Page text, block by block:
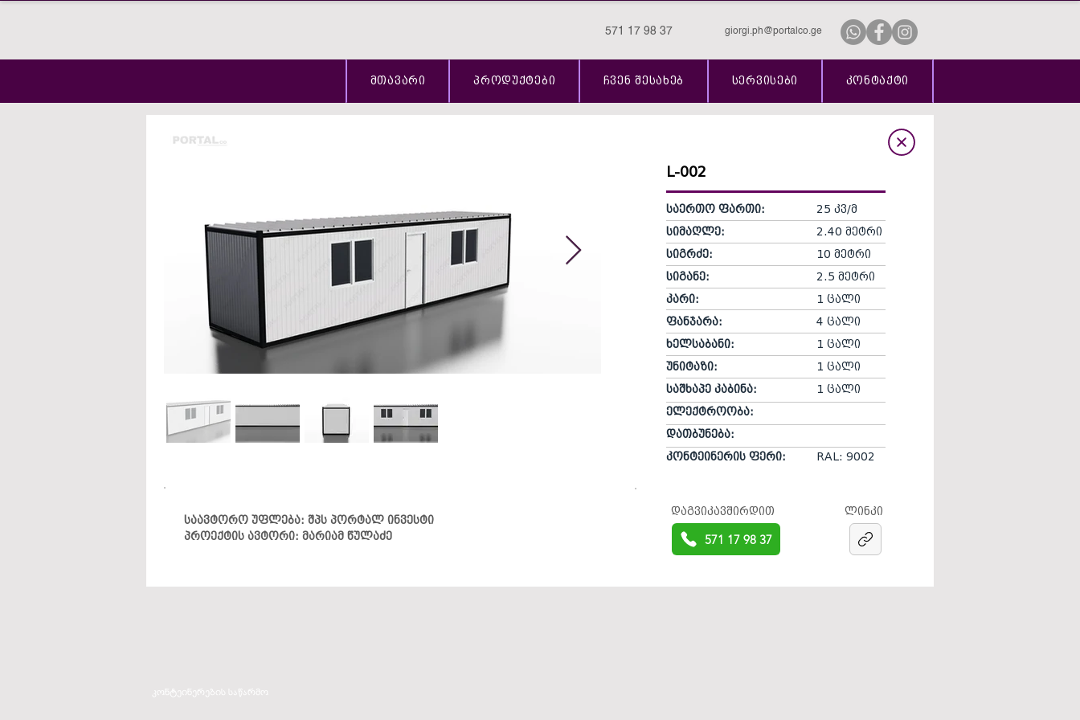
571 17 98 37 giorgi.ph@portalco.ge
მთავარი პროდუქტები ჩვენ შესახებ სერვისები კონტაქტი
საავტორო უფლება: შპს პორტალ ინვესტი
პროექტის ავტორი: მარიამ წულაძე
L-002
25 კვ/მ
2.40 მეტრი
10 მეტრი
2.5 მეტრი
1 ცალი
4 ცალი
1 ცალი
1 ცალი
1 ცალი
RAL: 9002​
საერთო ფართი:
სიმაღლე:
სიგრძე:
სიგანე:
კარი:
ფანჯარა:
ხელსაბანი:
უნიტაზი:
საშხაპე კაბინა:
ელექტროობა:
დათბუნება:
კონტეინერის ფერი:
571 17 98 37
დაგვიკავშირდით ლინკი
კონტეინერების საწარმო